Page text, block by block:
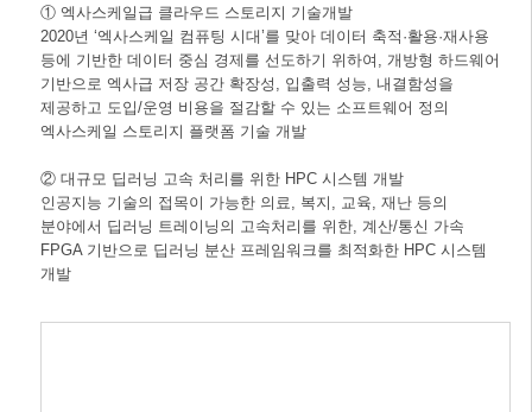
① 엑사스케일급 클라우드 스토리지 기술개발
2020년 ‘엑사스케일 컴퓨팅 시대’를 맞아 데이터 축적·활용·재사용
등에 기반한 데이터 중심 경제를 선도하기 위하여, 개방형 하드웨어
기반으로 엑사급 저장 공간 확장성, 입출력 성능, 내결함성을
제공하고 도입/운영 비용을 절감할 수 있는 소프트웨어 정의
엑사스케일 스토리지 플랫폼 기술 개발
② 대규모 딥러닝 고속 처리를 위한 HPC 시스템 개발
인공지능 기술의 접목이 가능한 의료, 복지, 교육, 재난 등의
분야에서 딥러닝 트레이닝의 고속처리를 위한, 계산/통신 가속
FPGA 기반으로 딥러닝 분산 프레임워크를 최적화한 HPC 시스템
개발